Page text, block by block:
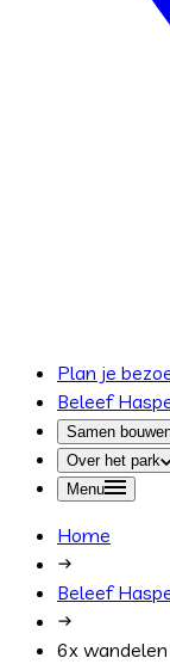
Plan je
Beleef
Samen
Over het park
Menu
Home
Beleef
6x